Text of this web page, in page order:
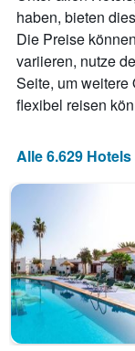
haben, bieten
Die Preise
variieren, nutze
Seite, um weitere
flexibel reisen
Alle 6.629